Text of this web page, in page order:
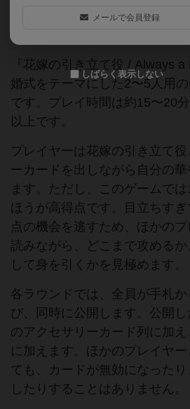
花嫁より目立ちすぎたら失
な「2番手」。
『花嫁の引き立て役 / Always
婚式をテーマにした2〜5人用
です。プレイ時間は約15〜20
以上です。
プレイヤーは花嫁の引き立て
ーカードを出しながら自分の
ます。ただし、このゲームで
ほうが高得点です。目立ちす
点の機会を逃すため、ほかの
読みながら、どこまで攻める
して身を引くかを見極めます。
各ラウンドでは、全員が手札
び、同時に公開します。公開
のアクセサリーカード列に加
に加えます。ほかのプレイヤ
ても、カードが無効になった
したりすることはありません。
メールで会員登録
しばらく表示しない